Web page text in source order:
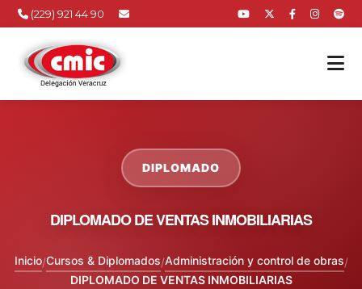
(229) 921 44 90
DIPLOMADO
DIPLOMADO DE VENTAS INMOBILIARIAS
Inicio/Cursos & Diplomados/Administración y control de obras/
DIPLOMADO DE VENTAS INMOBILIARIAS